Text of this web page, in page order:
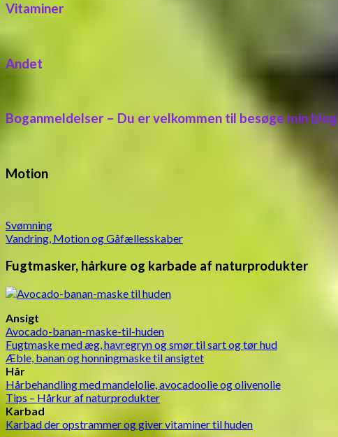
Vitaminer
Andet
Boganmeldelser – Du er velkommen til besøge min
Motion
Svømning
Vandring, Motion og Gåfællesskaber
Fugtmasker, hårkure og karbade af naturprodukter
Ansigt
Avocado-banan-maske-til-huden
Fugtmaske med æg, havregryn og smør til sart og tør hud
Æble, banan og honningmaske til ansigtet
Hår
Hårbehandling med mandelolie, avocadoolie og olivenolie
Tips – Hårkur af naturprodukter
Karbad
Karbad der opstrammer og giver vitaminer til huden